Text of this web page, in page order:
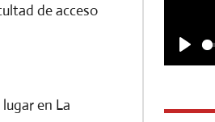
de acceso
en La
P
a